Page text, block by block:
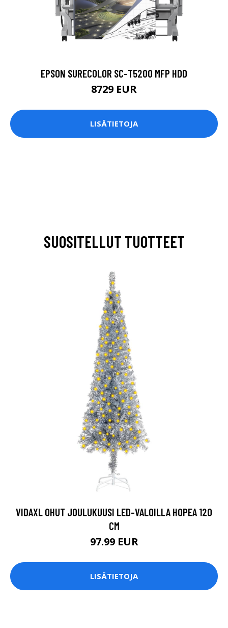
EPSON SURECOLOR SC-T5200 MFP HDD
8729 EUR
LISÄTIETOJA
SUOSITELLUT TUOTTEET
VIDAXL OHUT JOULUKUUSI LED-VALOILLA HOPEA 120
CM
97.99 EUR
LISÄTIETOJA